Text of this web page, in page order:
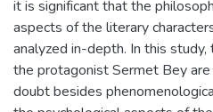
it is significant that the
aspects of the literary
analyzed in-depth. In this
the protagonist Sermet Bey
doubt besides